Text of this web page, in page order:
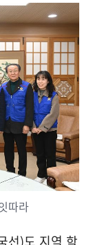
따라